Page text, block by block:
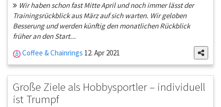
Wir haben schon fast Mitte April und noch immer lässt der
Trainingsrückblick aus März auf sich warten. Wir geloben
Besserung und werden künftig den monatlichen Rückblick
früher an den Start...
Coffee & Chainrings 12. Apr 2021
Große Ziele als Hobbysportler – individuell
ist Trumpf